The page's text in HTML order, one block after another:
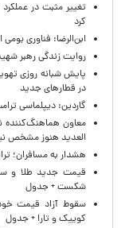
کرد
ابن‌الرضا: فناوری بومی
روایت زندگی رهبر
پایش شبانه روزی
در قطارهای جدید
گاردین: دیپلماسی
معاون
العدید هنوز مشخص
هشدار به مسافران؛
شکست + جدول
سقوط آزاد قیمت
کوییک و تارا + جدول